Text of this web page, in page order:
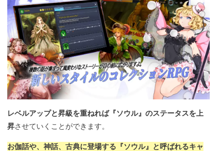
レベルアップと昇級を重ねれば『ソウル』のステータスを上
昇させていくことができます。
お伽話や、神話、古典に登場する『ソウル』と呼ばれるキャ